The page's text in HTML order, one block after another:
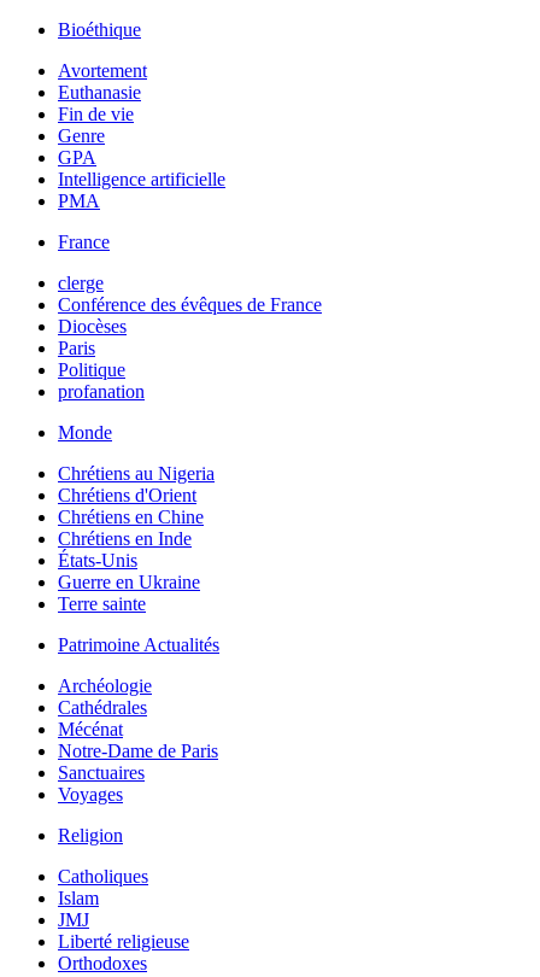
Bioéthique
Avortement
Euthanasie
Fin de vie
Genre
GPA
Intelligence artificielle
PMA
France
clerge
Conférence des évêques de France
Diocèses
Paris
Politique
profanation
Monde
Chrétiens au Nigeria
Chrétiens d'Orient
Chrétiens en Chine
Chrétiens en Inde
États-Unis
Guerre en Ukraine
Terre sainte
Patrimoine Actualités
Archéologie
Cathédrales
Mécénat
Notre-Dame de Paris
Sanctuaires
Voyages
Religion
Catholiques
Islam
JMJ
Liberté religieuse
Orthodoxes